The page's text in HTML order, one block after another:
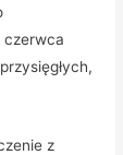
czerwca
z